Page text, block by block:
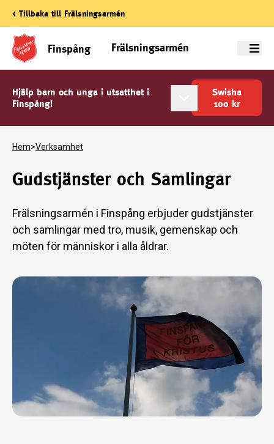
< Tillbaka till Frälsningsarmén
Finspång Frälsningsarmén Meny
Hjälp barn och unga i utsatthet i
Finspång!
Swisha
100 kr
Hem>Verksamhet
Gudstjänster och Samlingar
Frälsningsarmén i Finspång erbjuder gudstjänster
och samlingar med tro, musik, gemenskap och
möten för människor i alla åldrar.